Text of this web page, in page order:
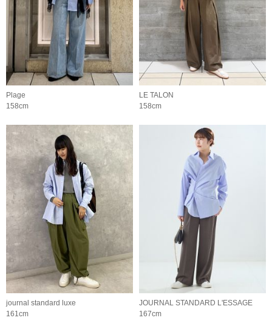
Plage
158cm
LE TALON
158cm
journal standard luxe
161cm
JOURNAL STANDARD L'ESSAGE
167cm